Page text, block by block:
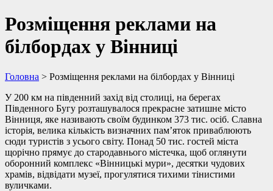
Розміщення реклами на
білбордах у Вінниці
Головна > Розміщення реклами на білбордах у Вінниці
У 200 км на південний захід від столиці, на берегах
Південного Бугу розташувалося прекрасне затишне місто
Вінниця, яке називають своїм будинком 373 тис. осіб. Славна
історія, велика кількість визначних пам’яток приваблюють
сюди туристів з усього світу. Понад 50 тис. гостей міста
щорічно прямує до стародавнього містечка, щоб оглянути
оборонний комплекс «Вінницькі мури», десятки чудових
храмів, відвідати музеї, прогулятися тихими тінистими
вуличками.